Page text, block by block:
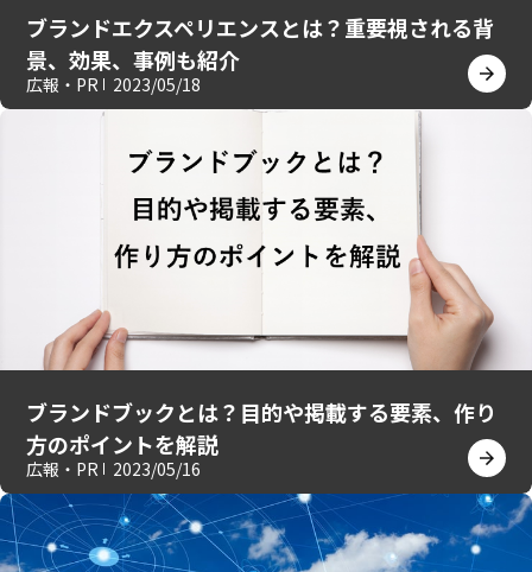
ブランドエクスペリエンスとは？重要視される背
景、効果、事例も紹介
広報・PR 2023/05/18
ブランドブックとは？目的や掲載する要素、作り
方のポイントを解説
広報・PR 2023/05/16